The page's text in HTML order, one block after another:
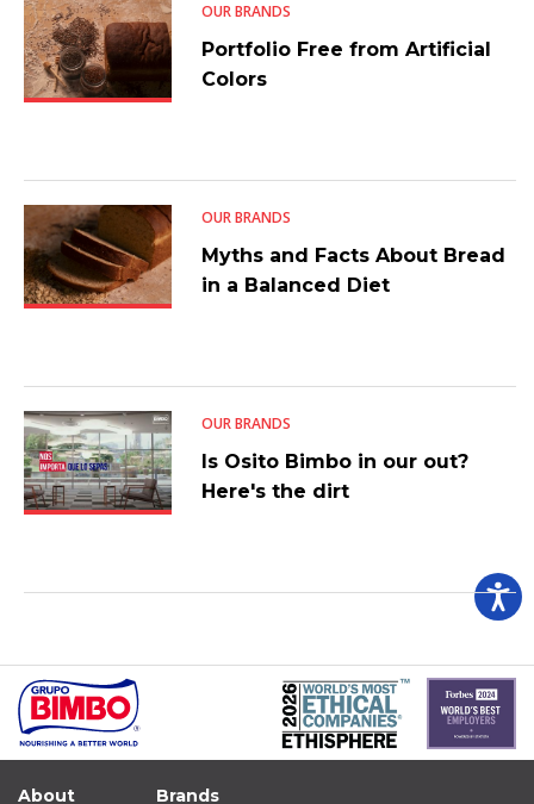
OUR BRANDS
Portfolio Free from Artificial
Colors
OUR BRANDS
Myths and Facts About Bread
in a Balanced Diet
OUR BRANDS
Is Osito Bimbo in our out?
Here's the dirt
About Brands